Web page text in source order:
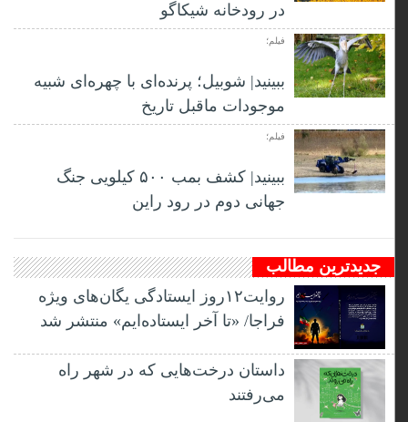
در رودخانه شیکاگو
فیلم؛
ببینید| شوبیل؛ پرنده‌ای با چهره‌ای شبیه
موجودات ماقبل تاریخ
فیلم؛
ببینید| کشف بمب ۵۰۰ کیلویی جنگ
جهانی دوم در رود راین
جدیدترین مطالب
روایت۱۲روز ایستادگی یگان‌های ویژه
فراجا/ «تا آخر ایستاده‌ایم» منتشر شد
داستان درخت‌هایی که در شهر راه
می‌رفتند